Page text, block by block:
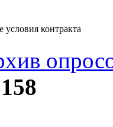
условия контракта
158